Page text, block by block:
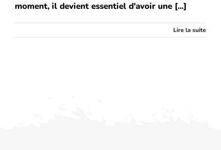
moment, il devient essentiel d'avoir une [...]
Lire la suite